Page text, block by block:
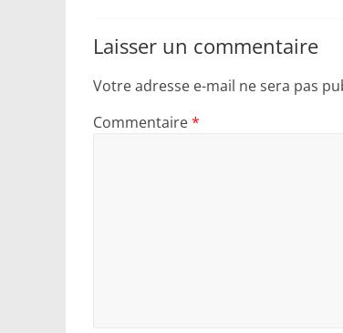
Laisser un commentaire
Votre adresse e-mail ne sera pas
Commentaire*